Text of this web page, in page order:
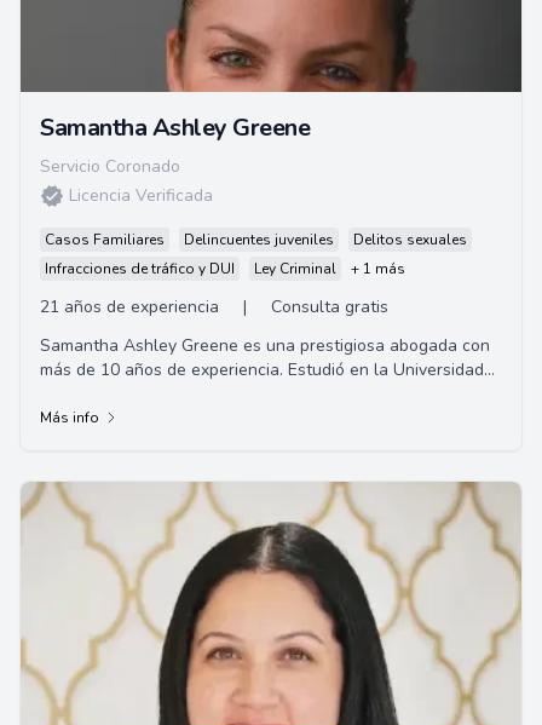
Samantha Ashley Greene
Servicio Coronado
Licencia Verificada
Casos Familiares Delincuentes juveniles
Delitos sexuales
Infracciones de tráfico y DUI
Ley Criminal + 1 más
21 años de experiencia |
Consulta gratis
Samantha Ashley Greene es una prestigiosa abogada con
más de 10 años de experiencia. Estudió en la Universidad
Más info